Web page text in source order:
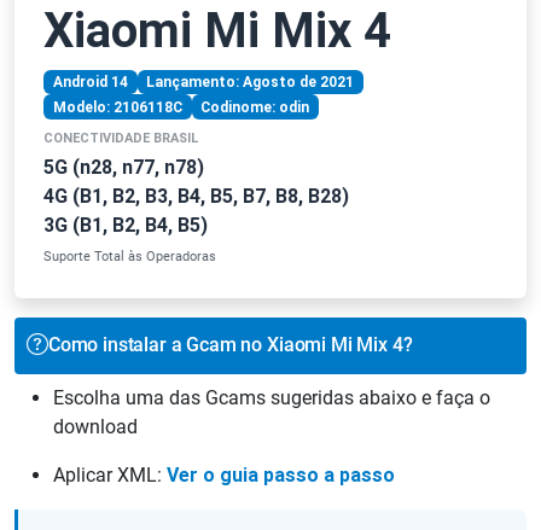
Xiaomi Mi Mix 4
Android 14
Lançamento: Agosto de 2021
Modelo: 2106118C
Codinome: odin
CONECTIVIDADE BRASIL
5G (n28, n77, n78)
4G (B1, B2, B3, B4, B5, B7, B8, B28)
3G (B1, B2, B4, B5)
Suporte Total às Operadoras
Como instalar a Gcam no Xiaomi Mi Mix 4?
Escolha uma das Gcams sugeridas abaixo e faça o
download
Aplicar XML: Ver o guia passo a passo